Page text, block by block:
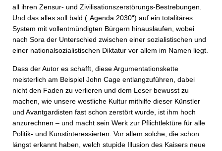
all ihren Zensur- und Zivilisationszerstörungs-Bestrebungen.
Und das alles soll bald („Agenda 2030“) auf ein totalitäres
System mit vollentmündigten Bürgern hinauslaufen, wobei
nach Sora der Unterschied zwischen einer sozialistischen und
einer nationalsozialistischen Diktatur vor allem im Namen liegt.
Dass der Autor es schafft, diese Argumentationskette
meisterlich am Beispiel John Cage entlangzuführen, dabei
nicht den Faden zu verlieren und dem Leser bewusst zu
machen, wie unsere westliche Kultur mithilfe dieser Künstler
und Avantgardisten fast schon zerstört wurde, ist ihm hoch
anzurechnen – und macht sein Werk zur Pflichtlektüre für alle
Politik- und Kunst­interessierten. Vor allem solche, die schon
längst erkannt haben, welch stupide Illusion des Kaisers neue